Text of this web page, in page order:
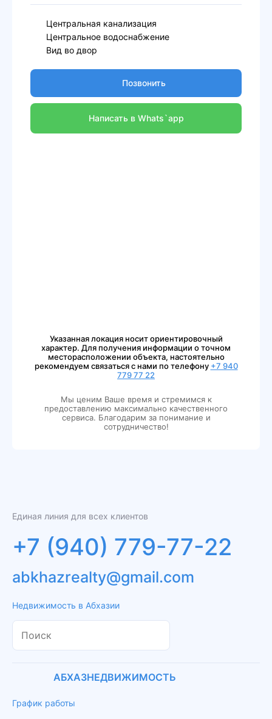
Центральная канализация
Центральное водоснабжение
Вид во двор
Позвонить
Написать в Whats`app
Указанная локация носит ориентировочный
характер. Для получения информации о точном
месторасположении объекта, настоятельно
рекомендуем связаться с нами по телефону +7 940
779 77 22
Мы ценим Ваше время и стремимся к
предоставлению максимально качественного
сервиса. Благодарим за понимание и
сотрудничество!
Единая линия для всех клиентов
+7 (940) 779-77-22
Недвижимость в Абхазии
abkhazrealty@gmail.com
АБХАЗНЕДВИЖИМОСТЬ
График работы